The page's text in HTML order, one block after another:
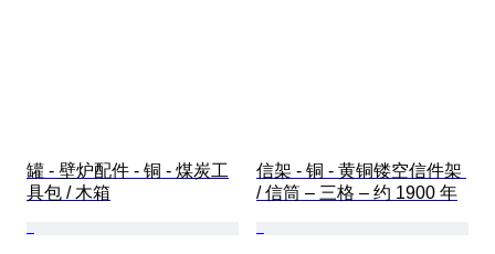
罐 - 壁炉配件 - 铜 - 煤炭工
具包 / 木箱
信架 - 铜 - 黄铜镂空信件架
/ 信筒 – 三格 – 约 1900 年